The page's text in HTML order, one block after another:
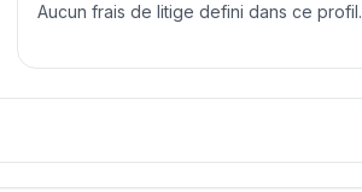
Aucun frais de litige defini dans ce profil.